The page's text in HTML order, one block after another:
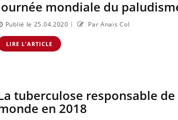
mondiale du
Publié le 25.04.2020 | Par Anaïs Col
LIRE L'ARTICLE
tuberculose responsable
en 2018